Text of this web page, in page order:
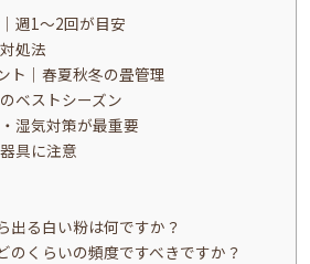
週1〜2回が目安
処法
ト｜春夏秋冬の畳管理
ベストシーズン
湿気対策が最重要
具に注意
出る白い粉は何ですか？
のくらいの頻度ですべきですか？